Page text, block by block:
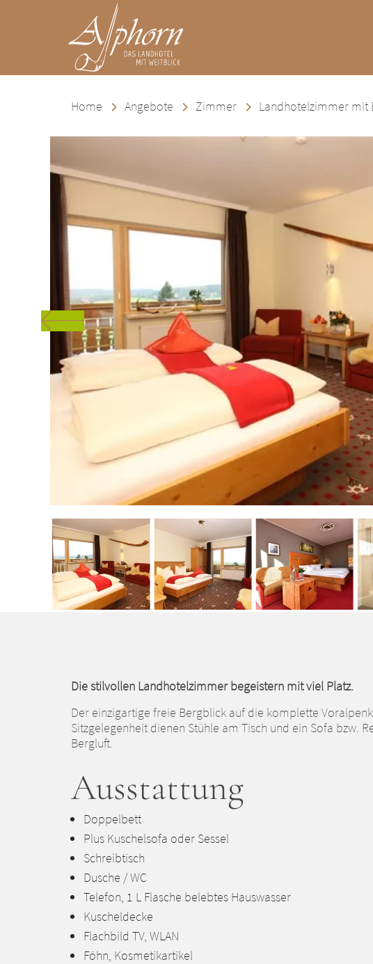
Home Angebote Zimmer Landhotelzimmer mit
Die stilvollen Landhotelzimmer begeistern mit viel Platz.
Der einzigartige freie Bergblick auf die komplette
Sitzgelegenheit dienen Stühle am Tisch und ein Sofa bzw.
Bergluft.
Ausstattung
Doppelbett
Plus Kuschelsofa oder Sessel
Schreibtisch
Dusche / WC
Telefon, 1 L Flasche belebtes Hauswasser
Kuscheldecke
Flachbild TV, WLAN
Föhn, Kosmetikartikel